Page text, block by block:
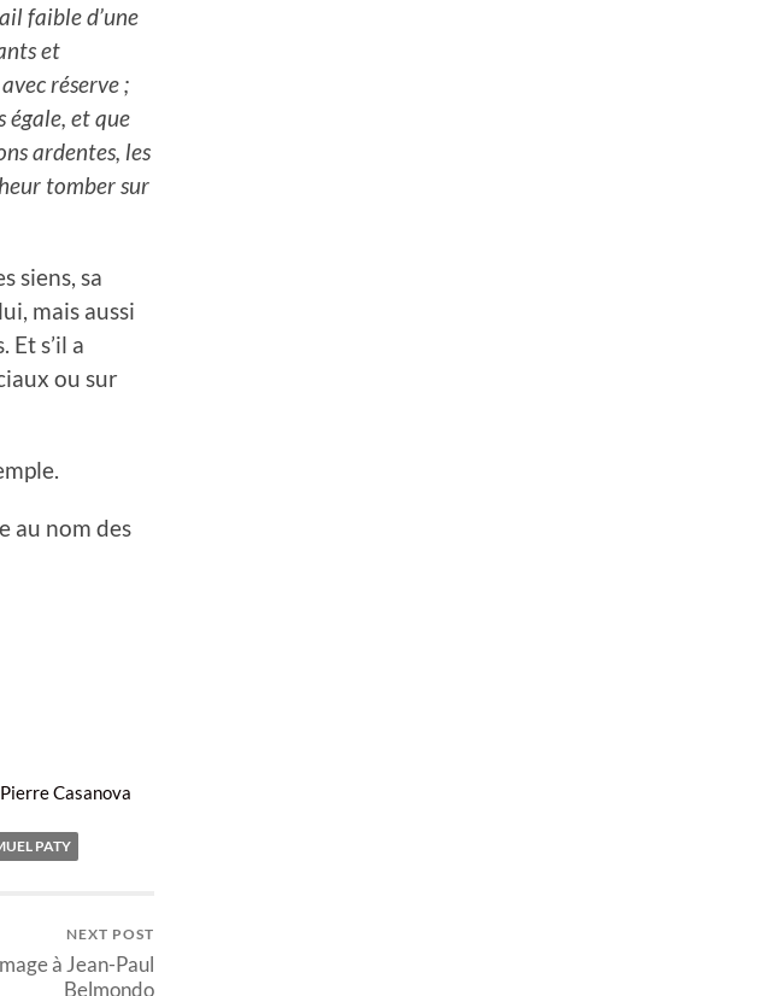
faible d’une
et
réserve ;
égale, et que
ardentes, les
tomber sur
siens, sa
mais aussi
s’il a
ou sur
au nom des
Pierre Casanova
PATY
NEXT POST
à Jean-Paul
Belmondo